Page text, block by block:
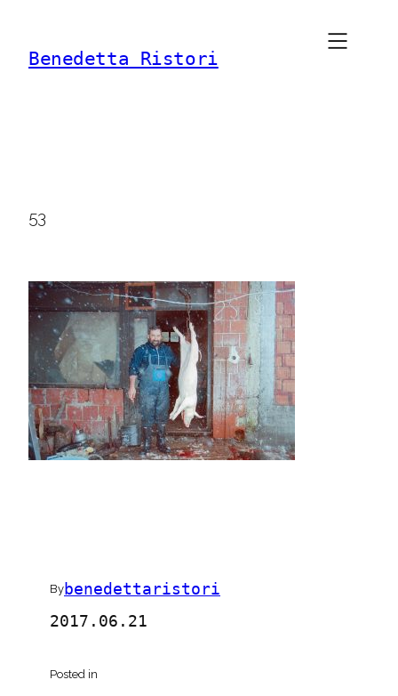
contenuto
Benedetta Ristori
53
By benedettaristori
2017.06.21
Posted in